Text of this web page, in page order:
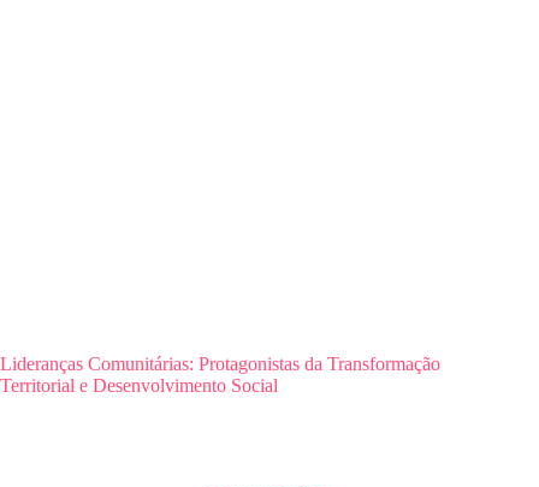
Lideranças Comunitárias: Protagonistas da Transformação
Territorial e Desenvolvimento Social